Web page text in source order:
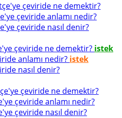
çeviride ne demektir?
çeviride anlamı nedir?
çeviride nasıl denir?
çeviride ne demektir? istek
anlamı nedir? istek
nasıl denir?
çeviride ne demektir?
çeviride anlamı nedir?
çeviride nasıl denir?